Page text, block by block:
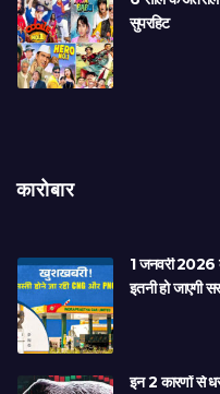
सुपरहिट
कारोबार
1 जनवरी 2026
इतनी हो जाएगी
इन 2 कारणों से